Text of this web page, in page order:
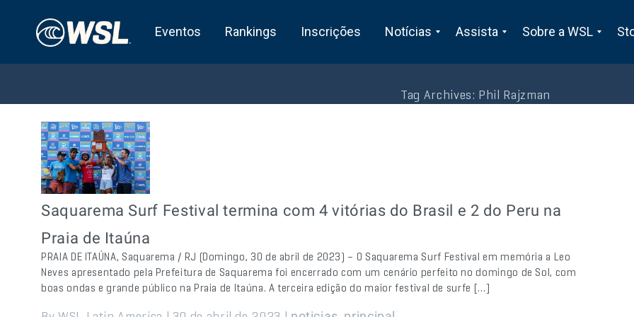
Eventos Rankings Inscrições Notícias Assista Sobre a WSL
Tag Archives: Phil Rajzman
Saquarema Surf Festival termina com 4 vitórias do Brasil e 2 do Peru na
Praia de Itaúna
PRAIA DE ITAÚNA, Saquarema / RJ (Domingo, 30 de abril de 2023) – O Saquarema Surf Festival em memória a Leo
Neves apresentado pela Prefeitura de Saquarema foi encerrado com um cenário perfeito no domingo de Sol, com
boas ondas e grande público na Praia de Itaúna. A terceira edição do maior festival de surfe […]